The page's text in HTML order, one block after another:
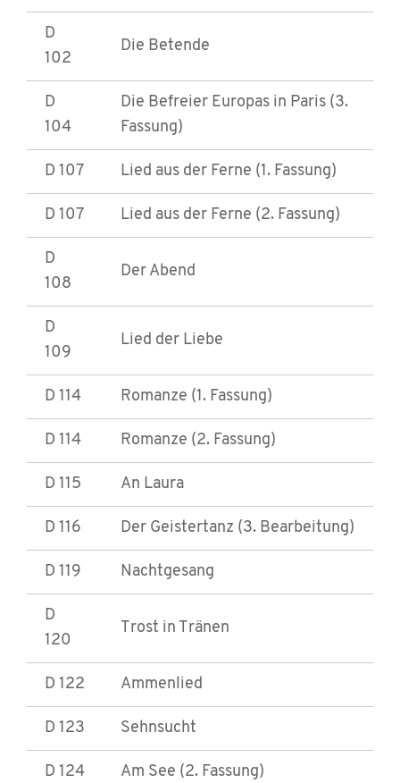
D
102
Die Betende
D
104
Die Befreier Europas in Paris (3.
Fassung)
D 107 Lied aus der Ferne (1. Fassung)
D 107 Lied aus der Ferne (2. Fassung)
D
108
Der Abend
D
109
Lied der Liebe
D 114 Romanze (1. Fassung)
D 114 Romanze (2. Fassung)
D 115 An Laura
D 116 Der Geistertanz (3. Bearbeitung)
D 119 Nachtgesang
D
120
Trost in Tränen
D 122 Ammenlied
D 123 Sehnsucht
D 124 Am See (2. Fassung)